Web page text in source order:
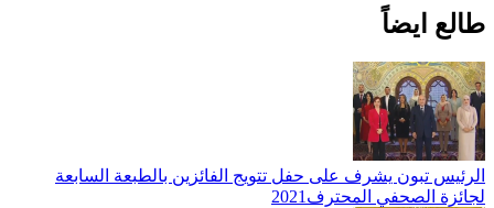
طالع ايضاً
الرئيس تبون يشرف على حفل تتويج الفائزين بالطبعة السابعة
لجائزة الصحفي المحترف2021